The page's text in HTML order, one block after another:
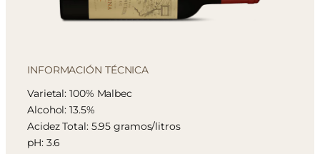
INFORMACIÓN TÉCNICA
Varietal: 100% Malbec
Alcohol: 13.5%
Acidez Total: 5.95 gramos/litros
pH: 3.6